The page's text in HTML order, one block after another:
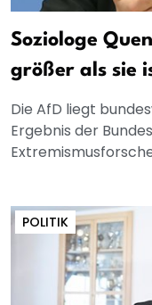
Soziologe
größer als sie
Die AfD liegt
Ergebnis der
POLITIK